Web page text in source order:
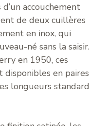
accouchement
de deux cuillères
en inox, qui
né sans la saisir.
en 1950, ces
en paires
longueurs standard